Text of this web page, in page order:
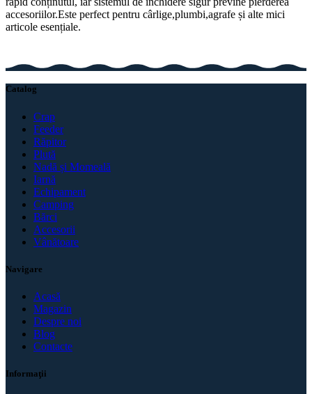
accesoriilor.Este perfect pentru cârlige,plumbi,agrafe și alte mici
articole esențiale.
Catalog
Crap
Feeder
Răpitor
Plută
Nadă și Momeală
Iarnă
Echipament
Camping
Bărci
Accesorii
Vânătoare
Navigare
Acasă
Magazin
Despre noi
Blog
Contacte
Informaţii